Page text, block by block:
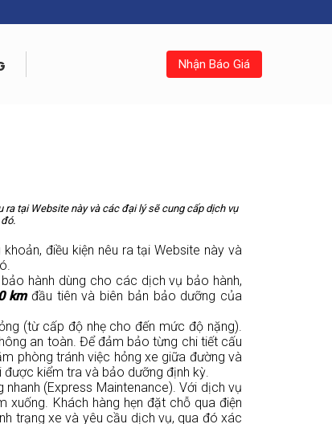
Nhận Báo Giá
ra tại Website này và các đại lý sẽ cung cấp dịch vụ
điều kiện nêu ra tại Website này và
hành dùng cho các dịch vụ bảo hành,
kmđầu tiên và biên bản bảo dưỡng của
(từ cấp độ nhẹ cho đến mức độ nặng).
an toàn. Để đảm bảo từng chi tiết cấu
phòng tránh việc hỏng xe giữa đường và
kiểm tra và bảo dưỡng định kỳ.
(Express Maintenance). Với dịch vụ
xuống. Khách hàng hẹn đặt chỗ qua điện
trạng xe và yêu cầu dịch vụ, qua đó xác